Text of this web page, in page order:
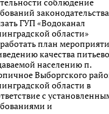
ГУП «Водоканал
области»
план
качества
населению п.
Выборгского
области в
с
и